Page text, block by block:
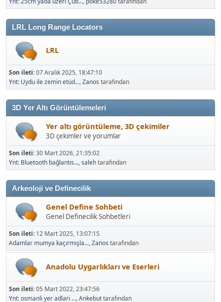
LRL Long Range Locators
LRL
Son ileti:07 Aralık 2025, 18:47:10
Ynt: Uydu ile zemin etüd...,Zanos tarafından
3D Yer Altı Görüntülemeleri
Yer altı görüntüleme, 3D çekimiler
3D çekimler ve yorumlar
Son ileti:30 Mart 2026, 21:35:02
Ynt: Bluetooth bağlantıs...,salehtarafından
Arkeoloji ve Definecilik
Genel Define Sohbeti
Genel Definecilik Sohbetleri
Son ileti: 12 Mart 2025, 13:07:15
Adamlar mumya kaçırmışla...,Zanos tarafından
Anadolu Uygarlıkları ve Eserleri
Son ileti:05 Mart 2022, 23:47:56
Ynt: osmanli yer adlari ...,Ankebuttarafından